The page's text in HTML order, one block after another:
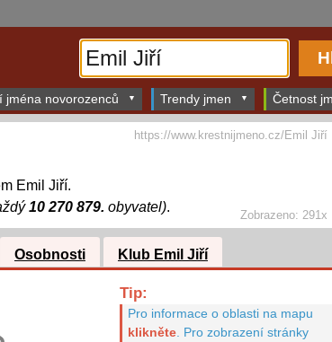
jména novorozenců Trendy jmen Četnost
Zobrazeno: 291x
Emil Jiří.
10 270 879. obyvatel).
https://www.krestnijmeno.cz/Emil Jiří
Osobnosti Klub Emil Jiří
Tip:
Pro informace o oblasti na mapu
klikněte. Pro zobrazení stránky